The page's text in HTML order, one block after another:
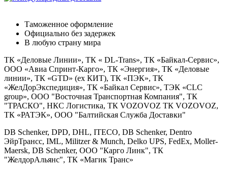
Таможенное оформление
Официально без задержек
В любую страну мира
ТК «Деловые Линии», ТК « DL-Trans», ТК «Байкал-Сервис»,
ООО «Авиа Спринт-Карго», ТК «Энергия», ТК «Деловые
линии», ТК «GTD» (ex КИТ), ТК «ПЭК», ТК
«ЖелДорЭкспедиция», ТК «Байкал Сервис», ТЭК «CLC
group», OOO "Восточная Транспортная Компания", ТК
"ТРАСКО", НКС Логистика, ТК VOZOVOZ ТК VOZOVOZ,
ТК «РАТЭК», ООО "Балтийская Служба Доставки"
DB Schenker, DPD, DHL, ITECO, DB Schenker, Dentro
ЭйрТрансс, IML, Militzer & Munch, Delko UPS, FedEx, Moller-
Maersk, DB Schenker, ООО "Карго Линк", ТК
"ЖелдорАльянс", ТК «Магик Транс»